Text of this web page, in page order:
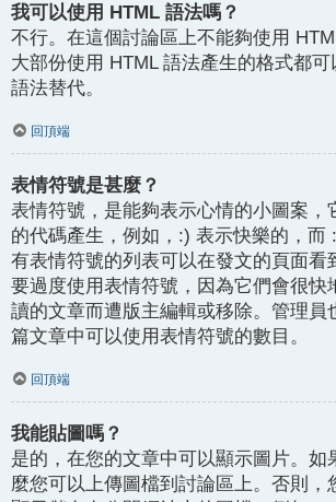
我可以使用 HTML 語法嗎？
不行。在這個討論區上不能夠使用
大部份使用 HTML 語法產生的格式都
語法替代。
回頂端
表情符號是甚麼？
表情符號，是能夠表示心情的小圖案，
的代碼產生，例如，:) 表示快樂的，而
有表情符號的列表可以在發文的頁面看
要過度使用表情符號，因為它們會很快
讀的文章而遭版主編輯或移除。管理員
篇文章中可以使用表情符號的數目。
回頂端
我能貼圖嗎？
是的，在您的文章中可以顯示圖片。如
麼您可以上傳圖檔到討論區上。否則，